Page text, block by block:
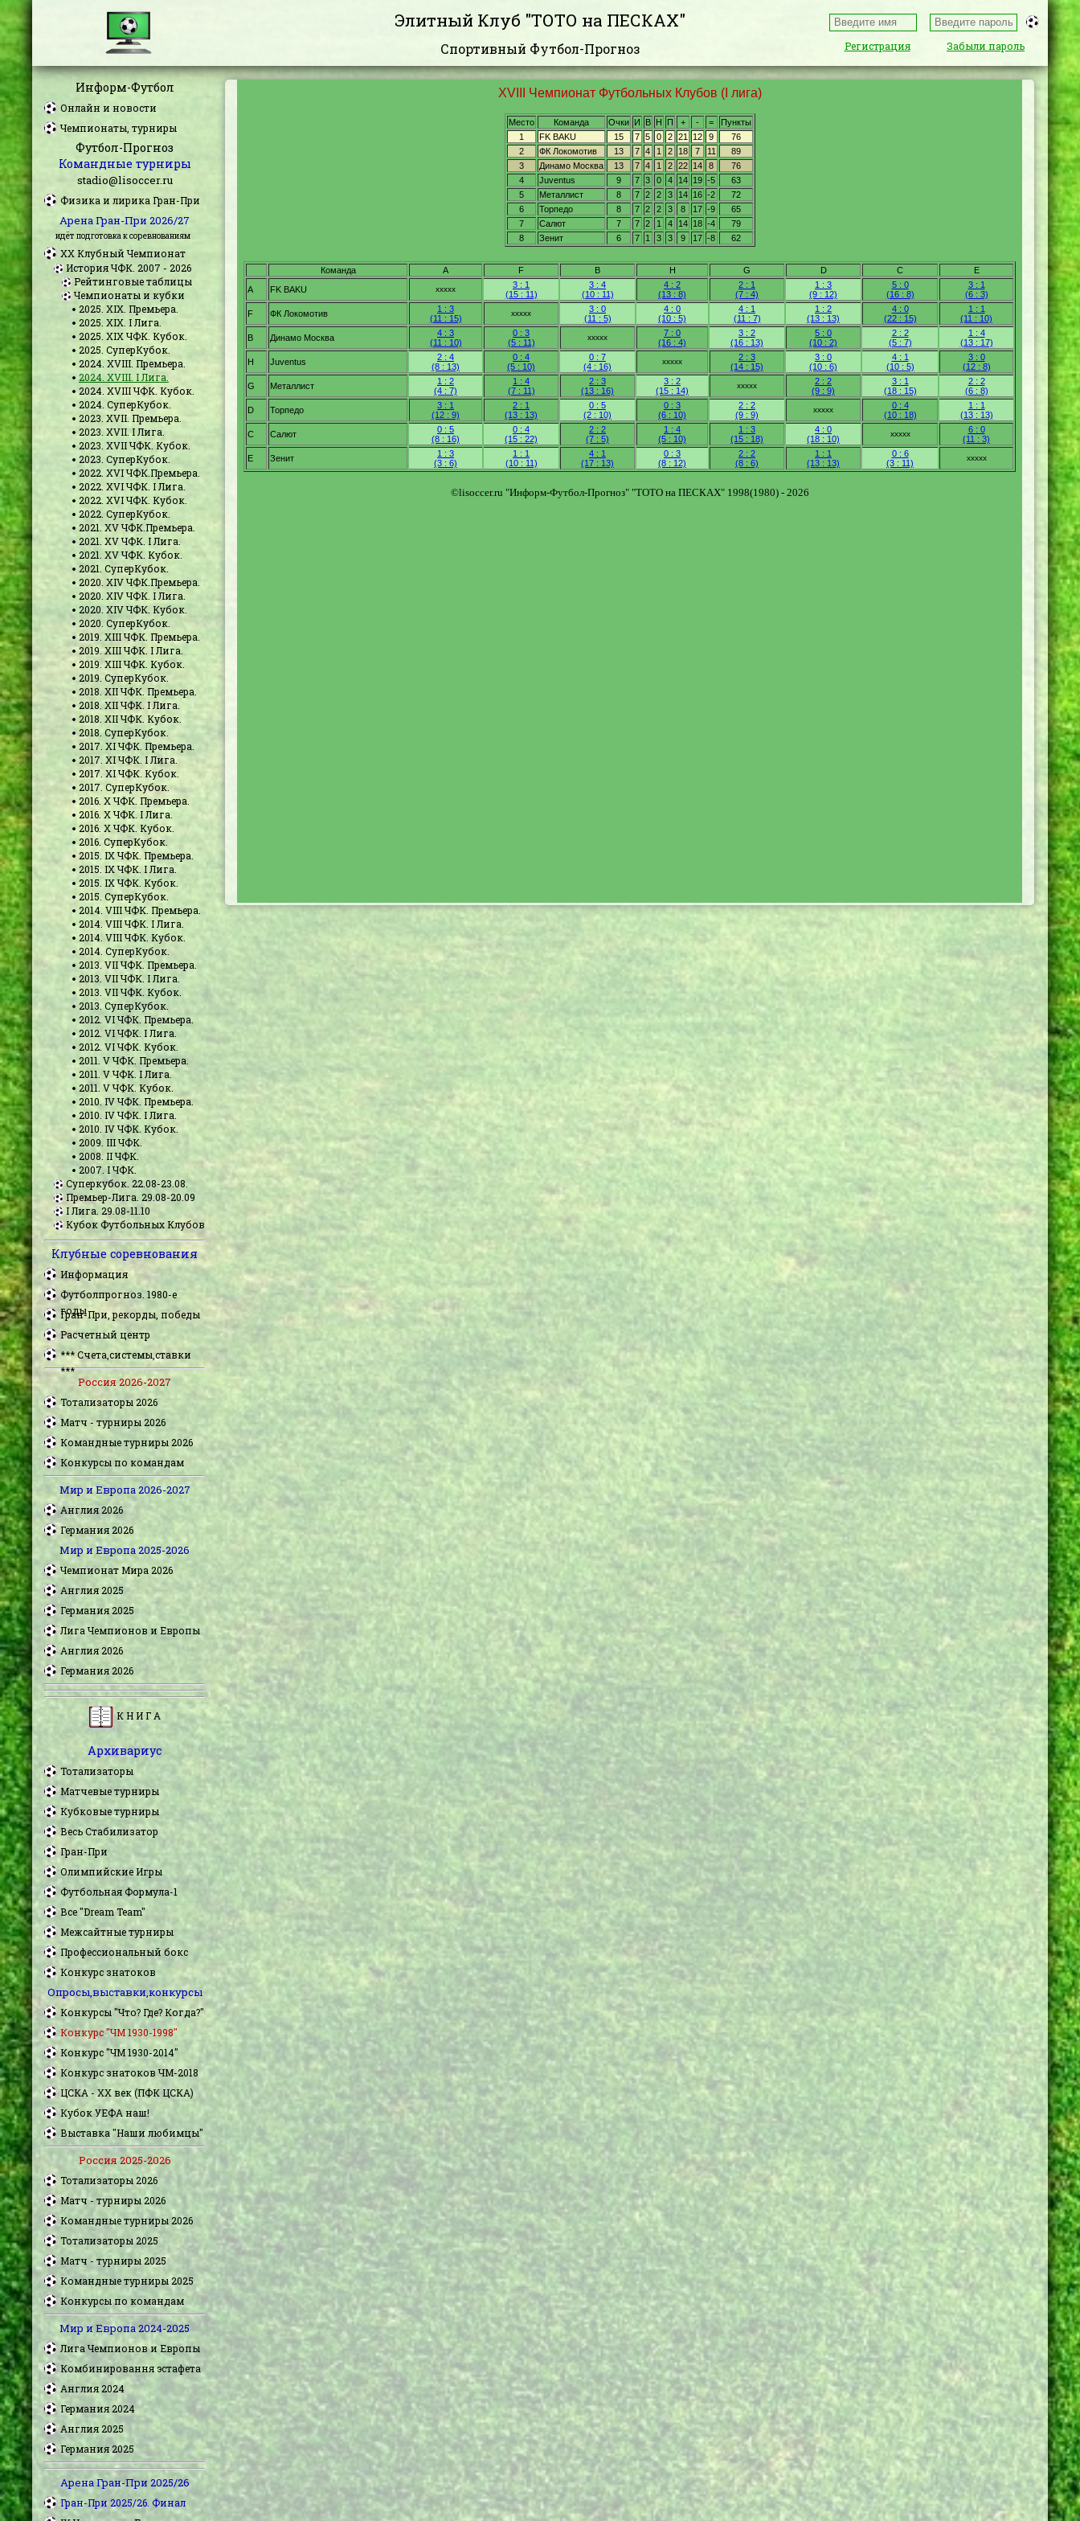
Регистрация Забыли пароль
Элитный Клуб "ТОТО на ПЕСКАХ"
Спортивный Футбол-Прогноз
Информ-Футбол
Онлайн и новости
Чемпионаты, турниры
Футбол-Прогноз
Командные турниры
stadio@lisoccer.ru
Физика и лирика Гран-При
Арена Гран-При 2026/27
идёт подготовка к соревнованиям
XX Клубный Чемпионат
История ЧФК. 2007 - 2026
Рейтинговые таблицы
Чемпионаты и кубки
2025. XIX. Премьера.
2025. XIX. I Лига.
2025. XIX ЧФК. Кубок.
2025. СуперКубок.
2024. XVIII. Премьера.
2024. XVIII. I Лига.
2024. XVIII ЧФК. Кубок.
2024. СуперКубок.
2023. XVII. Премьера.
2023. XVII. I Лига.
2023. XVII ЧФК. Кубок.
2023. СуперКубок.
2022. XVI ЧФК.Премьера.
2022. XVI ЧФК. I Лига.
2022. XVI ЧФК. Кубок.
2022. СуперКубок.
2021. XV ЧФК.Премьера.
2021. XV ЧФК. I Лига.
2021. XV ЧФК. Кубок.
2021. СуперКубок.
2020. XIV ЧФК.Премьера.
2020. XIV ЧФК. I Лига.
2020. XIV ЧФК. Кубок.
2020. СуперКубок.
2019. XIII ЧФК. Премьера.
2019. XIII ЧФК. I Лига.
2019. XIII ЧФК. Кубок.
2019. СуперКубок.
2018. XII ЧФК. Премьера.
2018. XII ЧФК. I Лига.
2018. XII ЧФК. Кубок.
2018. СуперКубок.
2017. XI ЧФК. Премьера.
2017. XI ЧФК. I Лига.
2017. XI ЧФК. Кубок.
2017. СуперКубок.
2016. X ЧФК. Премьера.
2016. X ЧФК. I Лига.
2016. X ЧФК. Кубок.
2016. СуперКубок.
2015. IX ЧФК. Премьера.
2015. IX ЧФК. I Лига.
2015. IX ЧФК. Кубок.
2015. СуперКубок.
2014. VIII ЧФК. Премьера.
2014. VIII ЧФК. I Лига.
2014. VIII ЧФК. Кубок.
2014. СуперКубок.
2013. VII ЧФК. Премьера.
2013. VII ЧФК. I Лига.
2013. VII ЧФК. Кубок.
2013. СуперКубок.
2012. VI ЧФК. Премьера.
2012. VI ЧФК. I Лига.
2012. VI ЧФК. Кубок.
2011. V ЧФК. Премьера.
2011. V ЧФК. I Лига.
2011. V ЧФК. Кубок.
2010. IV ЧФК. Премьера.
2010. IV ЧФК. I Лига.
2010. IV ЧФК. Кубок.
2009. III ЧФК.
2008. II ЧФК.
2007. I ЧФК.
Суперкубок. 22.08-23.08.
Премьер-Лига. 29.08-20.09
I Лига. 29.08-11.10
Кубок Футбольных Клубов
Клубные соревнования
Информация
Футболпрогноз. 1980-е
годы
Гран-При, рекорды, победы
Расчетный центр
*** Счета,системы,ставки
***
Россия 2026-2027
Тотализаторы 2026
Матч - турниры 2026
Командные турниры 2026
Конкурсы по командам
Мир и Европа 2026-2027
Англия 2026
Германия 2026
Мир и Европа 2025-2026
Чемпионат Мира 2026
Англия 2025
Германия 2025
Лига Чемпионов и Европы
Англия 2026
Германия 2026
К Н И Г А
Архивариус
Тотализаторы
Матчевые турниры
Кубковые турниры
Весь Стабилизатор
Гран-При
Олимпийские Игры
Футбольная Формула-1
Все "Dream Team"
Межсайтные турниры
Профессиональный бокс
Конкурс знатоков
Опросы,выставки,конкурсы
Конкурсы "Что? Где? Когда?"
Конкурс "ЧМ 1930-1998"
Конкурс "ЧМ 1930-2014"
Конкурс знатоков ЧМ-2018
ЦСКА - XX век (ПФК ЦСКА)
Кубок УЕФА наш!
Выставка "Наши любимцы"
Россия 2025-2026
Тотализаторы 2026
Матч - турниры 2026
Командные турниры 2026
Тотализаторы 2025
Матч - турниры 2025
Командные турниры 2025
Конкурсы по командам
Мир и Европа 2024-2025
Лига Чемпионов и Европы
Комбинировання эстафета
Англия 2024
Германия 2024
Англия 2025
Германия 2025
Арена Гран-При 2025/26
Гран-При 2025/26. Финал